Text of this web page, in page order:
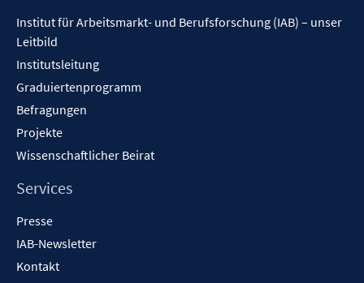
Institut für Arbeitsmarkt- und Berufsforschung (IAB) – unser
Leitbild
Institutsleitung
Graduiertenprogramm
Befragungen
Projekte
Wissenschaftlicher Beirat
Services
Presse
IAB-Newsletter
Kontakt